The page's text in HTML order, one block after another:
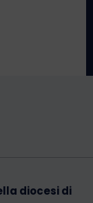
diocesi di